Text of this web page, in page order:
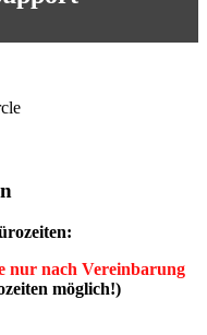
nur nach Vereinbarung
möglich!)